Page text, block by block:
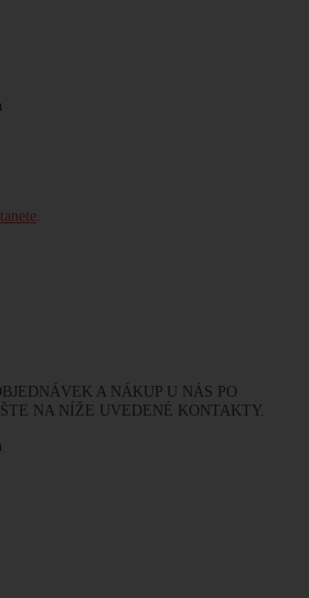
A NÁKUP U NÁS PO
NA NÍŽE UVEDENÉ KONTAKTY.